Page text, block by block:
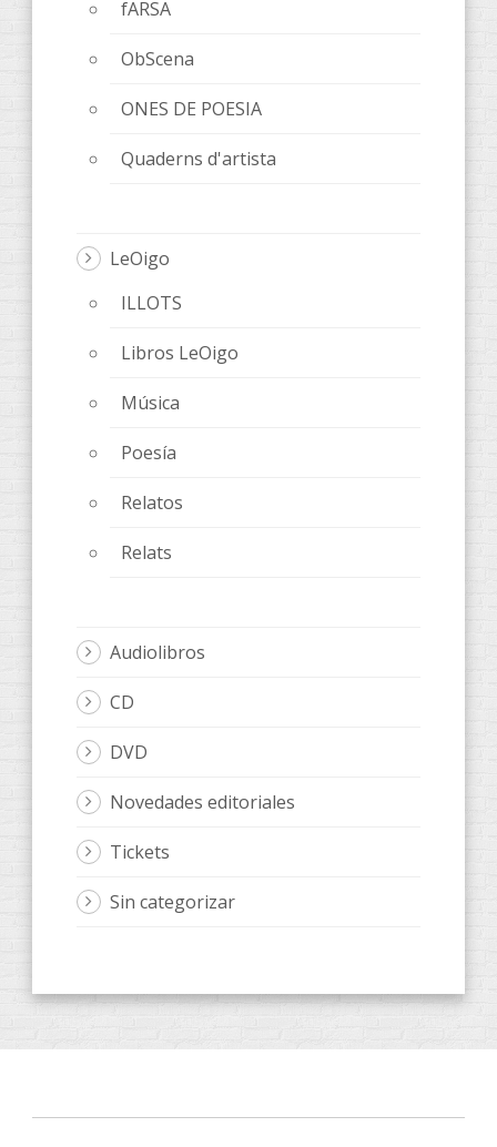
fARSA
ObScena
ONES DE POESIA
Quaderns d'artista
LeOigo
ILLOTS
Libros LeOigo
Música
Poesía
Relatos
Relats
Audiolibros
CD
DVD
Novedades editoriales
Tickets
Sin categorizar